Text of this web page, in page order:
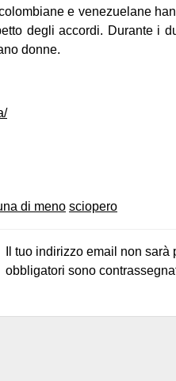
e venezuelane
degli accordi. Durante i
donne.
di meno sciopero
Il tuo indirizzo email non sarà
obbligatori sono